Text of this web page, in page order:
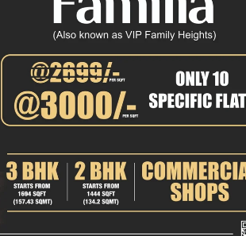
खेल खबर
मनोरंजन
बिजनेस
ई-पेपर